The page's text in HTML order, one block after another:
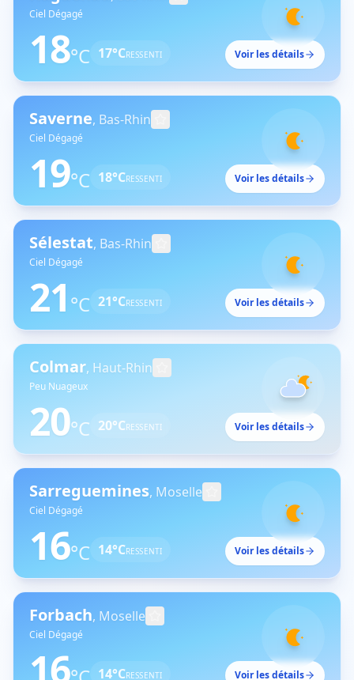
Ciel Dégagé
18°C 17°CRESSENTI Voir les détails
Saverne, Bas-Rhin
Ciel Dégagé
19°C 18°CRESSENTI Voir les détails
Sélestat, Bas-Rhin
Ciel Dégagé
21 °C 21°CRESSENTI Voir les détails
Colmar, Haut-Rhin
Peu Nuageux
20°C 20°CRESSENTI Voir les détails
Sarreguemines, Moselle
Ciel Dégagé
16°C 14°CRESSENTI Voir les détails
Forbach, Moselle
Ciel Dégagé
16 14°CRESSENTI Voir les détails